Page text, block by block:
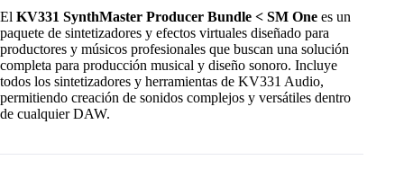
El KV331 SynthMaster Producer Bundle < SM One es un
paquete de sintetizadores y efectos virtuales diseñado para
productores y músicos profesionales que buscan una solución
completa para producción musical y diseño sonoro. Incluye
todos los sintetizadores y herramientas de KV331 Audio,
permitiendo creación de sonidos complejos y versátiles dentro
de cualquier DAW.